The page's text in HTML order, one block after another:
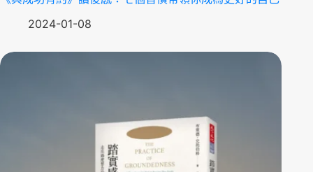
2024-01-08